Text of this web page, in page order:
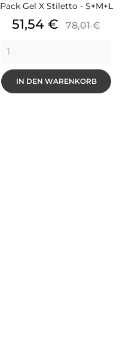
Pack Gel X Stiletto - S+M+L
Preis
51,54 € 78,01 €
IN DEN WARENKORB